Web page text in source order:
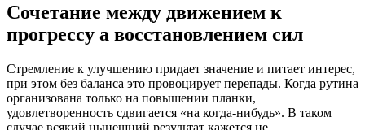
Сочетание между движением к
прогрессу а восстановлением сил
Стремление к улучшению придает значение и питает интерес,
при этом без баланса это провоцирует перепады. Когда рутина
организована только на повышении планки,
удовлетворенность сдвигается «на когда-нибудь». В таком
случае всякий нынешний результат кажется не